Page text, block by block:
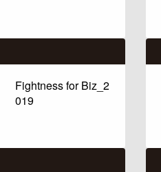
Fightness for Biz_2
019